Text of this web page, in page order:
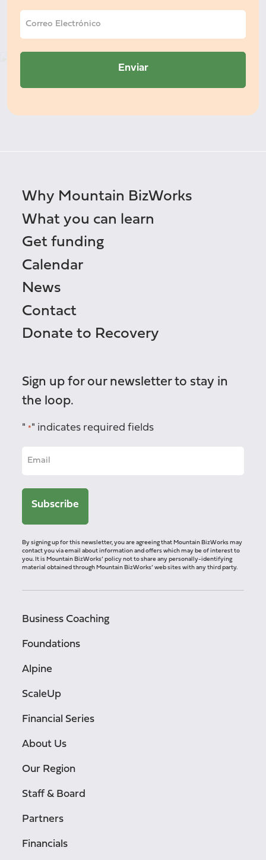
Why Mountain BizWorks
What you can learn
Get funding
Calendar
News
Contact
Donate to Recovery
Sign up for our newsletter to stay in
the loop.
" *" indicates required fields
By signing up for this newsletter, you are agreeing that Mountain BizWorks may
contact you via email about information and offers which may be of interest to
you. It is Mountain BizWorks’ policy not to share any personally-identifying
material obtained through Mountain BizWorks’ web sites with any third party.
Business Coaching
Foundations
Alpine
ScaleUp
Financial Series
About Us
Our Region
Staff & Board
Partners
Financials